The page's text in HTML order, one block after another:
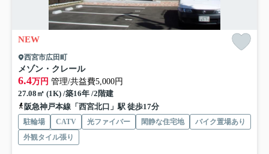
NEW
西宮市広田町
メゾン・クレール
6.4万円 管理/共益費5,000円
27.08㎡ (1K) /築16年 /2階建
阪急神戸本線「西宮北口」駅 徒歩17分
駐輪場 CATV 光ファイバー 閑静な住宅地
バイク置場あり
外観タイル張り